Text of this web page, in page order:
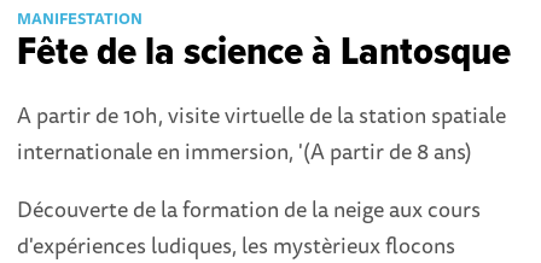
MANIFESTATION
Fête de la science à Lantosque
A partir de 10h, visite virtuelle de la station spatiale
internationale en immersion, '(A partir de 8 ans)
Découverte de la formation de la neige aux cours
d'expériences ludiques, les mystèrieux flocons